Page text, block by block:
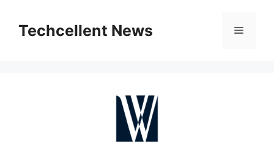
contentTechcellent News Menu